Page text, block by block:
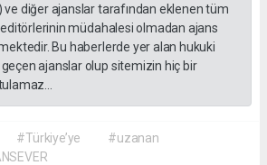
ve diğer ajanslar tarafından eklenen tüm
müdahalesi olmadan ajans
Bu haberlerde yer alan hukuki
ajanslar olup sitemizin hiç bir
#Türkiye’ye
#uzanan